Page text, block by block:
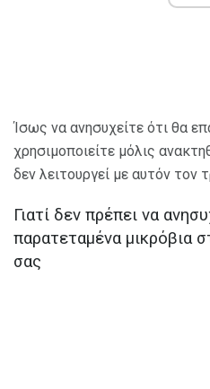
Ίσως να ανησυχείτε ότι θα
χρησιμοποιείτε μόλις
δεν λειτουργεί με αυτόν τον
Γιατί δεν πρέπει να
παρατεταμένα μικρόβια
σας